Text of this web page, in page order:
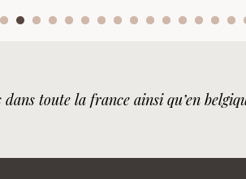
dans toute la france ainsi qu’en